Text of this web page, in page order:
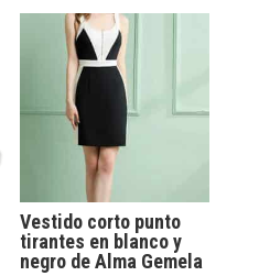
Vestido corto punto
tirantes en blanco y
negro de Alma Gemela